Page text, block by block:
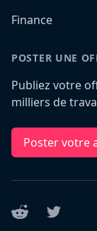
Finance
POSTER UNE
Publiez votre
milliers de
Poster votre
Reddit Twitter